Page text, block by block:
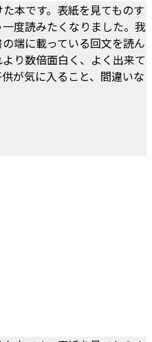
本です。表紙を見てものす
度読みたくなりました。我
端に載っている回文を読ん
り数倍面白く、よく出来て
が気に入ること、間違いな